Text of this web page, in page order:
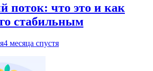
поток: что это и как
стабильным
4 месяца спустя